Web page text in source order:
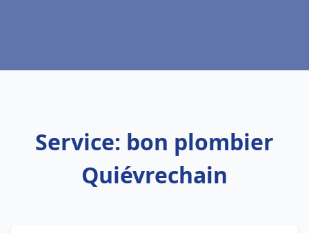
Service: bon plombier
Quiévrechain